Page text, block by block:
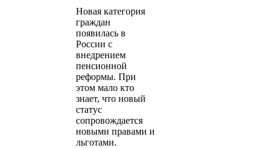
Новая категория
граждан
появилась в
России с
внедрением
пенсионной
реформы. При
этом мало кто
знает, что новый
статус
сопровождается
новыми правами и
льготами.